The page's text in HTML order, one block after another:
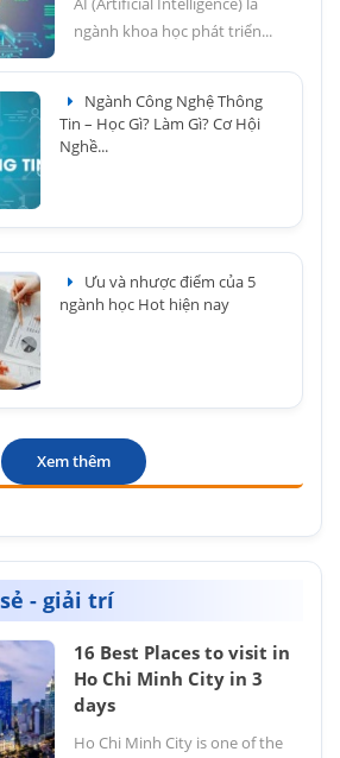
ngành khoa học phát triển...
Ngành Công Nghệ Thông
Tin – Học Gì? Làm Gì? Cơ Hội
Nghề...
Ưu và nhược điểm của 5
ngành học Hot hiện nay
Xem thêm
- giải trí
16 Best Places to visit in
Ho Chi Minh City in 3
days
Ho Chi Minh City is one of the